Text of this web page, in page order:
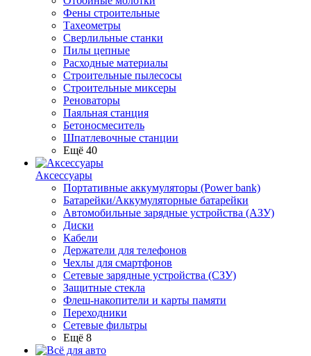
Фены строительные
Тахеометры
Сверлильные станки
Пилы цепные
Расходные материалы
Строительные пылесосы
Строительные миксеры
Реноваторы
Паяльная станция
Бетоносмеситель
Шпатлевочные станции
Ещё 40
Аксессуары
Портативные аккумуляторы (Power bank)
Батарейки/Аккумуляторные батарейки
Автомобильные зарядные устройства (АЗУ)
Диски
Кабели
Держатели для телефонов
Чехлы для смартфонов
Сетевые зарядные устройства (СЗУ)
Защитные стекла
Флеш-накопители и карты памяти
Переходники
Сетевые фильтры
Ещё 8